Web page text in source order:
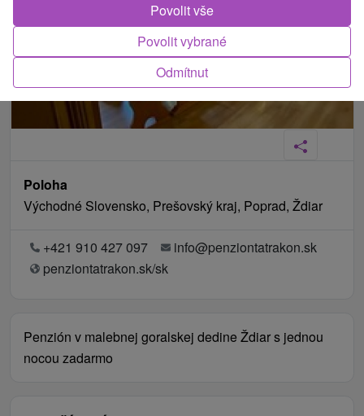
Poloha
Východné Slovensko, Prešovský kraj, Poprad, Ždiar
+421 910 427 097
info@penziontatrakon.sk
penziontatrakon.sk/sk
Penzión v malebnej goralskej dedine Ždiar s jednou
nocou zadarmo
Odmítnut
Povolit vybrané
Povolit vše